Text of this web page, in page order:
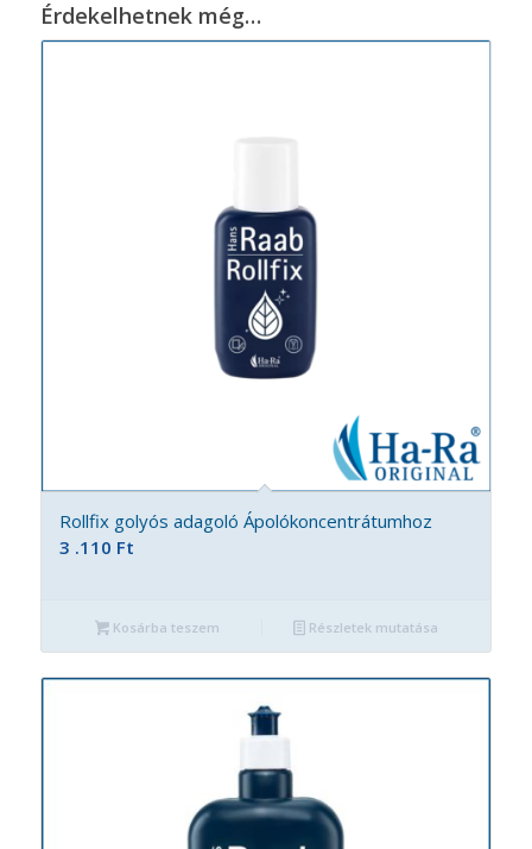
Érdekelhetnek még…
Rollfix golyós adagoló Ápolókoncentrátumhoz
3 .110 Ft
Kosárba teszem Részletek mutatása